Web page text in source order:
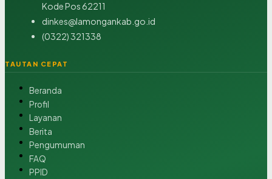
Kode Pos 62211
dinkes@lamongankab.go.id
(0322) 321338
TAUTAN CEPAT
Beranda
Profil
Layanan
Berita
Pengumuman
FAQ
PPID